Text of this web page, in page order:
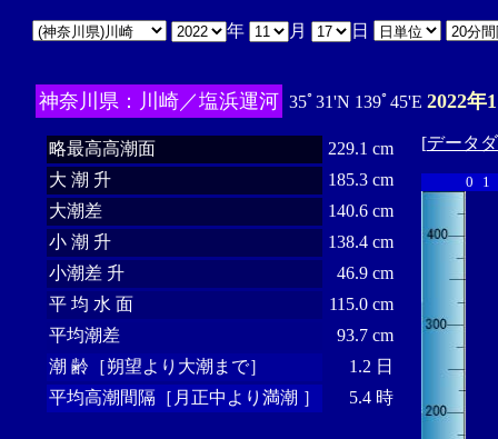
年 月 日
神奈川県：川崎／塩浜運河 35ﾟ31'N 139ﾟ45'E 2022年
略最高高潮面
229.1 cm
大 潮 升
185.3 cm
大潮差
140.6 cm
小 潮 升
138.4 cm
小潮差 升
46.9 cm
平 均 水 面
115.0 cm
平均潮差
93.7 cm
潮 齢［朔望より大潮まで］
1.2 日
平均高潮間隔［月正中より満潮 ］
5.4 時
[データ
0 1